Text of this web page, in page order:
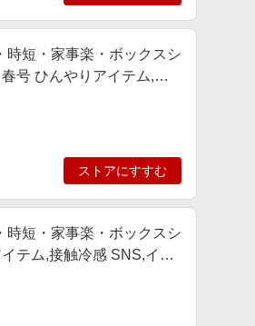
時短・家事楽・ボックスシ
号 ひんやりアイテム,接
ストアにすすむ
時短・家事楽・ボックスシ
テム,接触冷感 SNS,イン